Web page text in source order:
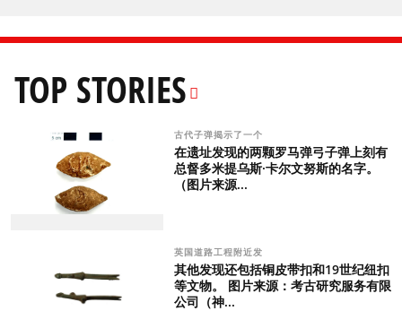
TOP STORIES
古代子弹揭示了一个
在遗址发现的两颗罗马弹弓子弹上刻有
总督多米提乌斯·卡尔文努斯的名字。
（图片来源...
英国道路工程附近发
其他发现还包括铜皮带扣和19世纪纽扣
等文物。 图片来源：考古研究服务有限
公司（神...